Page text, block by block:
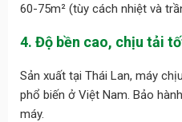
60-75m² (tùy cách nhiệt và
4. Độ bền cao, chịu tải
Sản xuất tại Thái Lan, máy
phổ biến ở Việt Nam. Bảo
máy.